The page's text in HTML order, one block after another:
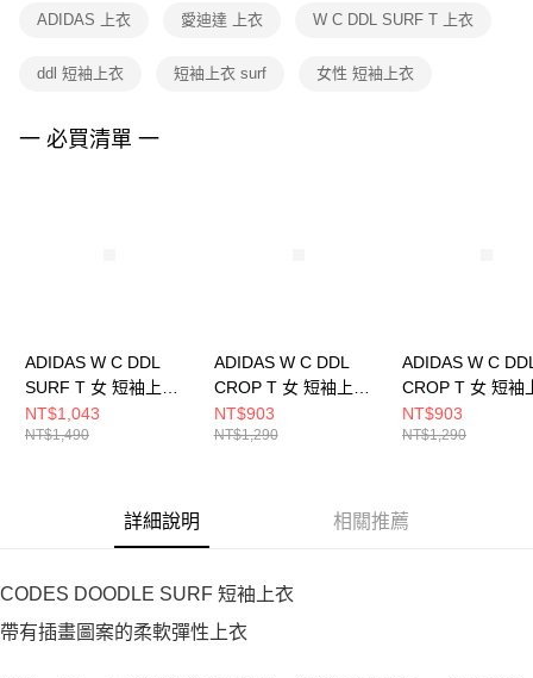
權轉讓予恩沛科技股份有限公司。
３．未成年的使用者請事先徵得法定代理人或監護人之同意方可使用
４．使用「AFTEE先享後付」時，將依據個別帳號之用戶狀況，依本公司即
ADIDAS 上衣 愛迪達 上衣 W C DDL SURF T 上衣
ddl 短袖上衣 短袖上衣 surf 女性 短袖上衣
一 必買清單 一
ADIDAS W C DDL
SURF T 女 短袖上衣
JX5330
NT$1,043
NT$1,490
ADIDAS W C DDL
CROP T 女 短袖上衣
JX5325
NT$903
NT$1,290
ADIDAS W C
CROP T 女 短袖
JX5326
NT$903
NT$1,290
詳細說明 相關推薦
CODES DOODLE SURF 短袖上衣
帶有插畫圖案的柔軟彈性上衣